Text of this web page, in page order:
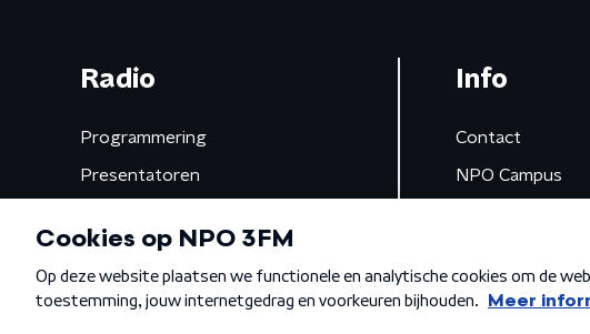
Radio
Programmering
Presentatoren
Gemist
Info
Contact
NPO Campus
Algemene voorwaarden Privacybeleid